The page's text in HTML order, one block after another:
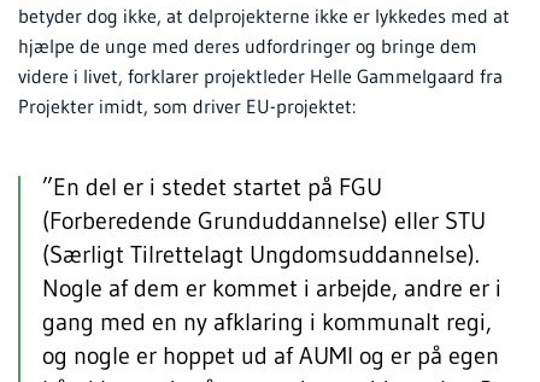
betyder dog ikke, at delprojekterne ikke er lykkedes med at
hjælpe de unge med deres udfordringer og bringe dem
videre i livet, forklarer projektleder Helle Gammelgaard fra
Projekter imidt, som driver EU-projektet:
”En del er i stedet startet på FGU
(Forberedende Grunduddannelse) eller STU
(Særligt Tilrettelagt Ungdomsuddannelse).
Nogle af dem er kommet i arbejde, andre er i
gang med en ny afklaring i kommunalt regi,
og nogle er hoppet ud af AUMI og er på egen